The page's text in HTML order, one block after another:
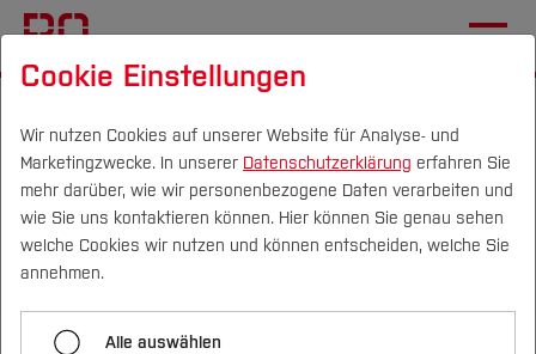
Campus Personen DE|EN Quicklinks
Studium
Mechatronik und Maschinenbau
Einrichtungen
Team
Menü aufklappen
Start
Cookie Einstellungen
Wir nutzen Cookies auf unserer Website für Analyse- und
Marketingzwecke. In unserer Datenschutzerklärung erfahren Sie
mehr darüber, wie wir personenbezogene Daten verarbeiten und
wie Sie uns kontaktieren können. Hier können Sie genau sehen
welche Cookies wir nutzen und können entscheiden, welche Sie
annehmen.
Alle auswählen